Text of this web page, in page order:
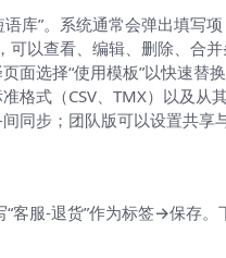
库”。系统通常会弹出填写项
以查看、编辑、删除、合并
面选择“使用模板”以快速替换
格式（CSV、TMX）以及从其
同步；团队版可以设置共享
客服-退货”作为标签→保存